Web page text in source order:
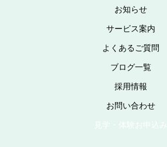
お知らせ
サービス案内
よくあるご質問
ブログ一覧
採用情報
お問い合わせ
見学・体験お申込み